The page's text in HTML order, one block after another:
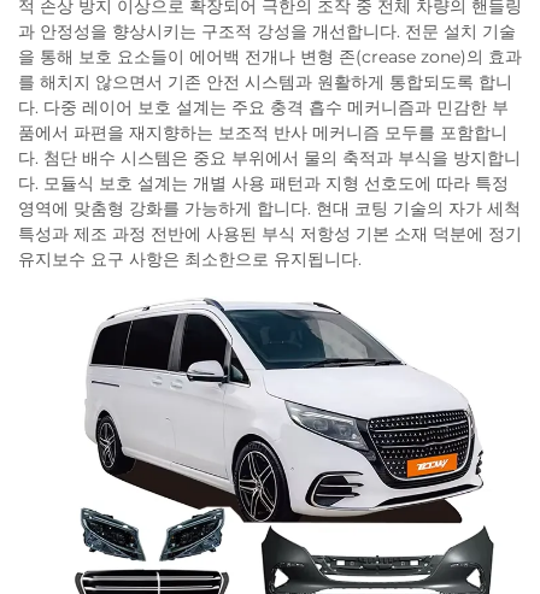
적 손상 방지 이상으로 확장되어 극한의 조작 중 전체 차량의 핸들링
과 안정성을 향상시키는 구조적 강성을 개선합니다. 전문 설치 기술
을 통해 보호 요소들이 에어백 전개나 변형 존(crease zone)의 효과
를 해치지 않으면서 기존 안전 시스템과 원활하게 통합되도록 합니
다. 다중 레이어 보호 설계는 주요 충격 흡수 메커니즘과 민감한 부
품에서 파편을 재지향하는 보조적 반사 메커니즘 모두를 포함합니
다. 첨단 배수 시스템은 중요 부위에서 물의 축적과 부식을 방지합니
다. 모듈식 보호 설계는 개별 사용 패턴과 지형 선호도에 따라 특정
영역에 맞춤형 강화를 가능하게 합니다. 현대 코팅 기술의 자가 세척
특성과 제조 과정 전반에 사용된 부식 저항성 기본 소재 덕분에 정기
유지보수 요구 사항은 최소한으로 유지됩니다.